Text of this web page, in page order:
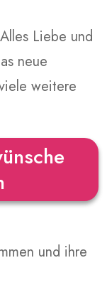
Liebe und
neue
weitere
und ihre